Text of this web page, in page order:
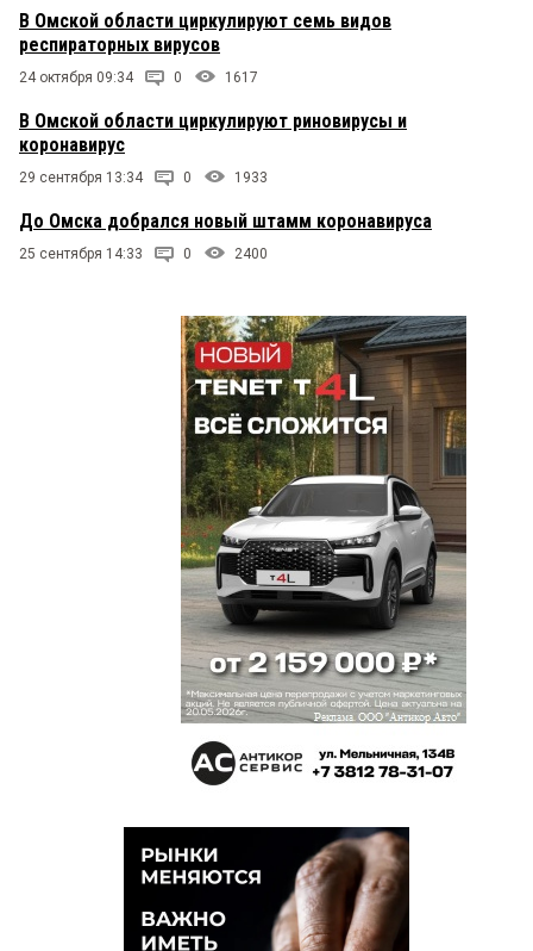
В Омской области циркулируют семь видов
респираторных вирусов
24 октября 09:34 0 1617
В Омской области циркулируют риновирусы и
коронавирус
29 сентября 13:34 0 1933
До Омска добрался новый штамм коронавируса
25 сентября 14:33 0 2400